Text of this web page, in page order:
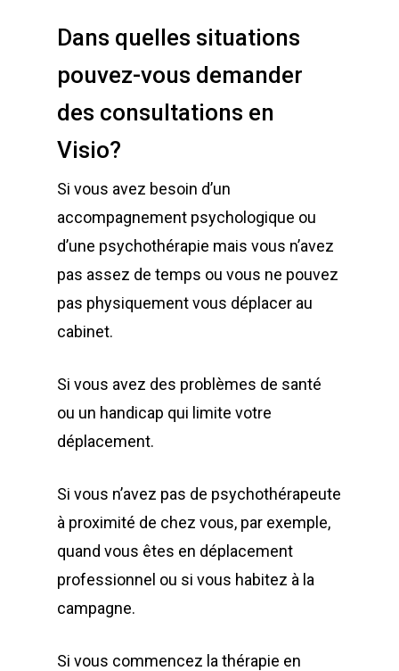
Dans quelles situations
pouvez-vous demander
des consultations en
Visio?
Si vous avez besoin d’un
accompagnement psychologique ou
d’une psychothérapie mais vous n’avez
pas assez de temps ou vous ne pouvez
pas physiquement vous déplacer au
cabinet.
Si vous avez des problèmes de santé
ou un handicap qui limite votre
déplacement.
Si vous n’avez pas de psychothérapeute
à proximité de chez vous, par exemple,
quand vous êtes en déplacement
professionnel ou si vous habitez à la
campagne.
Si vous commencez la thérapie en